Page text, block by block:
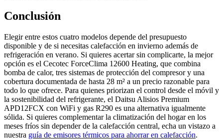
Conclusión
Elegir entre estos cuatro modelos depende del presupuesto
disponible y de si necesitas calefacción en invierno además de
refrigeración en verano. Si quieres acertar sin complicarte, la mejor
opción es el Cecotec ForceClima 12600 Heating, que combina
bomba de calor, tres sistemas de protección del compresor y una
cobertura documentada de hasta 28 m² a un precio razonable para
todo lo que ofrece. Para quienes priorizan el control desde el móvil y
la sostenibilidad del refrigerante, el Daitsu Alisios Premium
APD12FCX con WiFi y gas R290 es una alternativa igualmente
sólida. Si quieres complementar la climatización del hogar en los
meses fríos sin depender de la calefacción central, echa un vistazo a
nuestra guía de emisores térmicos para ahorrar en calefacción.